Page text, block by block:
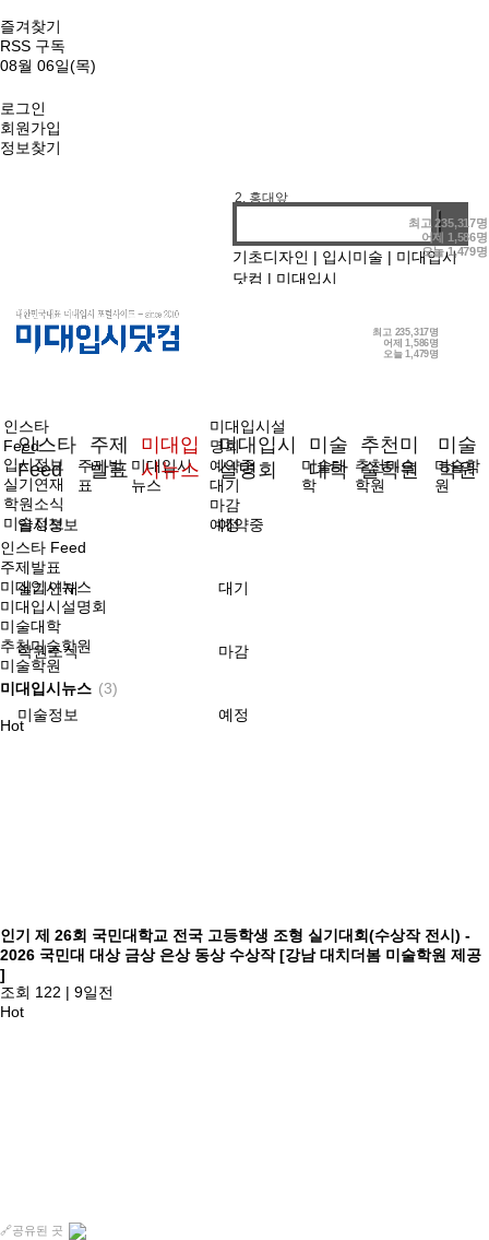
즐겨찾기
RSS 구독
08월 06일(목)
로그인
회원가입
정보찾기
최고235,317명
어제 1,586명
오늘1,479명
2. 홍대앞
4. 선릉
기초디자인 | 입시미술 | 미대입시
닷컴 | 미대입시
최고 235,317명
어제1,586명
오늘1,479명
인스타
Feed
입시정보
실기연재
학원소식
미술정보
주제
발표
미대입
시뉴스
미대입시
설명회
예약중
대기
마감
예정
미술
대학
추천미
술학원
미술
학원
인스타
Feed
입시정보
실기연재
학원소식
미술정보
주제발
표
미대입시
뉴스
미대입시설
명회
예약중
대기
마감
예정
미술대
학
추천미술
학원
미술학
원
인스타 Feed
주제발표
미대입시뉴스
미대입시설명회
미술대학
추천미술학원
미술학원
미대입시뉴스 (3)
Hot
인기
제 26회 국민대학교 전국 고등학생 조형 실기대회(수상작 전시) -
2026 국민대 대상 금상 은상 동상 수상작 [강남 대치더봄 미술학원 제공
]
조회 122 | 9일전
Hot
🔗공유된 곳